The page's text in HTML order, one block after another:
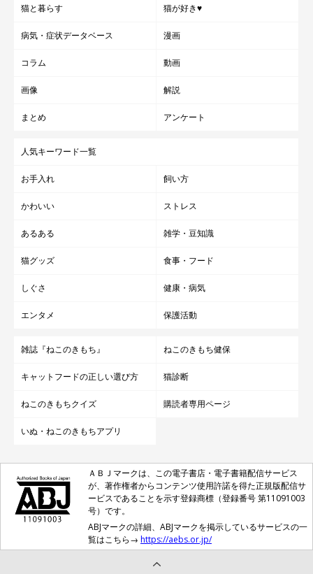
猫と暮らす 猫が好き♥
病気・症状データベース 漫画
コラム 動画
画像 解説
まとめ アンケート
人気キーワード一覧
お手入れ 飼い方
かわいい ストレス
あるある 雑学・豆知識
猫グッズ 食事・フード
しぐさ 健康・病気
エンタメ 保護活動
雑誌『ねこのきもち』 ねこのきもち健保
キャットフードの正しい選び方 猫診断
ねこのきもちクイズ 購読者専用ページ
いぬ・ねこのきもちアプリ
ＡＢＪマークは、この電子書店・電子書籍配信サービス
が、著作権者からコンテンツ使用許諾を得た正規版配信サ
ービスであることを示す登録商標（登録番号 第11091003
号）です。
ABJマークの詳細、ABJマークを掲示しているサービスの一
覧はこちら→ https://aebs.or.jp/